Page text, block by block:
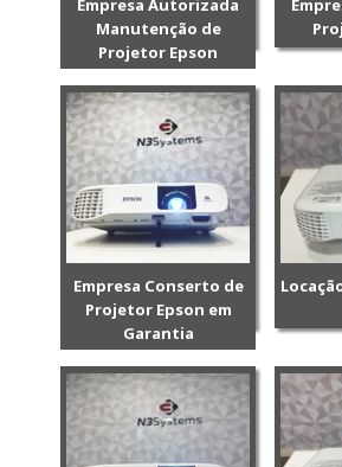
Empresa Autorizada
Manutenção de
Projetor Epson
Empresa Conserto de
Projetor Epson em
Garantia